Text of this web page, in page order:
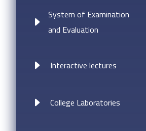
System of Examination
and Evaluation
Interactive lectures
College Laboratories